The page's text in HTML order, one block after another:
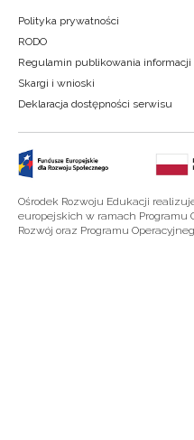
Polityka prywatności
RODO
Regulamin publikowania informacji
Skargi i wnioski
Deklaracja dostępności serwisu
Ośrodek Rozwoju Edukacji
europejskich w ramach Programu
Rozwój oraz Programu